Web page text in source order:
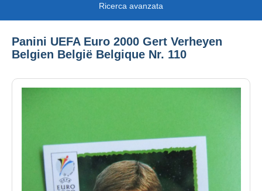
Ricerca avanzata
Panini UEFA Euro 2000 Gert Verheyen
Belgien België Belgique Nr. 110